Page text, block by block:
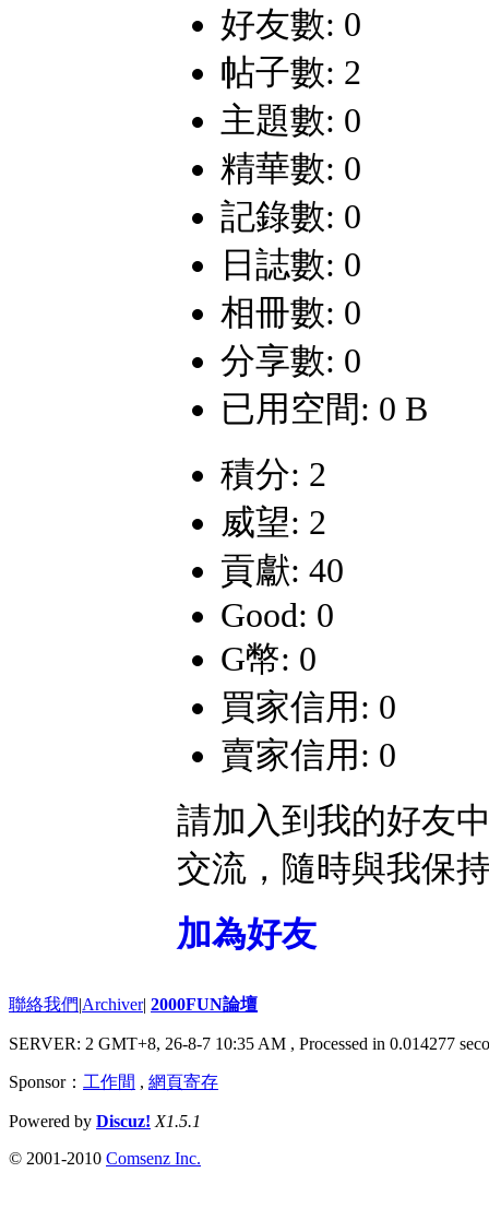
好友數: 0
帖子數: 2
主題數: 0
精華數: 0
記錄數: 0
日誌數: 0
相冊數: 0
分享數: 0
已用空間: 0 B
積分: 2
威望: 2
貢獻: 40
Good: 0
G幣: 0
買家信用: 0
賣家信用: 0
請加入到我的好友
交流，隨時與我保
加為好友
聯絡我們|Archiver| 2000FUN論壇
SERVER: 2 GMT+8, 26-8-7 10:35 AM , Processed in 0.014277
Sponsor： 工作間 , 網頁寄存
Powered by Discuz! X1.5.1
© 2001-2010 Comsenz Inc.